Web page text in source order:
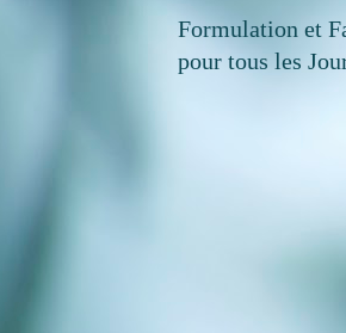
Formulation et
pour tous les